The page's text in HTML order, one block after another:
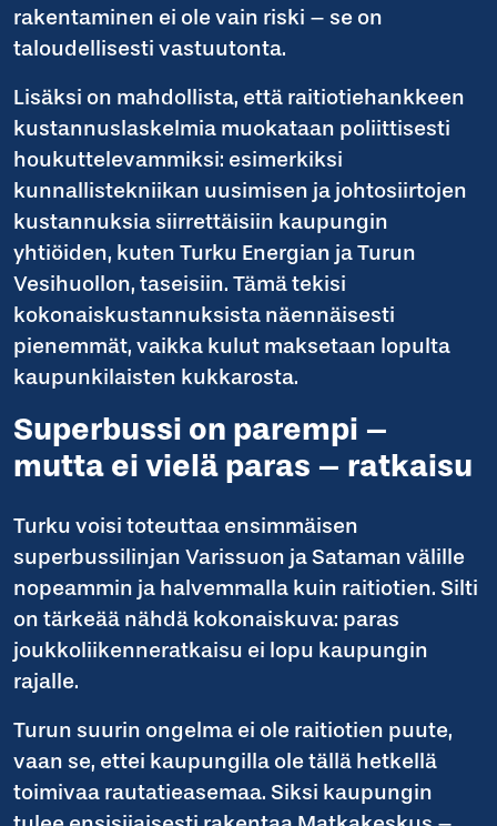
rakentaminen ei ole vain riski – se on
taloudellisesti vastuutonta.
Lisäksi on mahdollista, että raitiotiehankkeen
kustannuslaskelmia muokataan poliittisesti
houkuttelevammiksi: esimerkiksi
kunnallistekniikan uusimisen ja johtosiirtojen
kustannuksia siirrettäisiin kaupungin
yhtiöiden, kuten Turku Energian ja Turun
Vesihuollon, taseisiin. Tämä tekisi
kokonaiskustannuksista näennäisesti
pienemmät, vaikka kulut maksetaan lopulta
kaupunkilaisten kukkarosta.
Superbussi on parempi –
mutta ei vielä paras – ratkaisu
Turku voisi toteuttaa ensimmäisen
superbussilinjan Varissuon ja Sataman välille
nopeammin ja halvemmalla kuin raitiotien. Silti
on tärkeää nähdä kokonaiskuva: paras
joukkoliikenneratkaisu ei lopu kaupungin
rajalle.
Turun suurin ongelma ei ole raitiotien puute,
vaan se, ettei kaupungilla ole tällä hetkellä
toimivaa rautatieasemaa. Siksi kaupungin